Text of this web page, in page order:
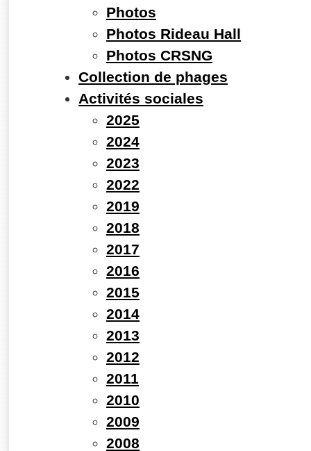
Photos
Photos Rideau Hall
Photos CRSNG
Collection de phages
Activités sociales
2025
2024
2023
2022
2019
2018
2017
2016
2015
2014
2013
2012
2011
2010
2009
2008